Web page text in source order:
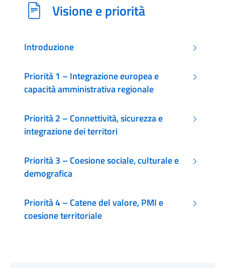
Visione e priorità
Introduzione
Priorità 1 – Integrazione europea e
capacità amministrativa regionale
Priorità 2 – Connettività, sicurezza e
integrazione dei territori
Priorità 3 – Coesione sociale, culturale e
demografica
Priorità 4 – Catene del valore, PMI e
coesione territoriale